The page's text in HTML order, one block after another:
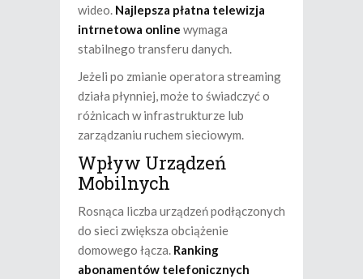
wideo. Najlepsza płatna telewizja
intrnetowa online wymaga
stabilnego transferu danych.
Jeżeli po zmianie operatora streaming
działa płynniej, może to świadczyć o
różnicach w infrastrukturze lub
zarządzaniu ruchem sieciowym.
Wpływ Urządzeń
Mobilnych
Rosnąca liczba urządzeń podłączonych
do sieci zwiększa obciążenie
domowego łącza. Ranking
abonamentów telefonicznych